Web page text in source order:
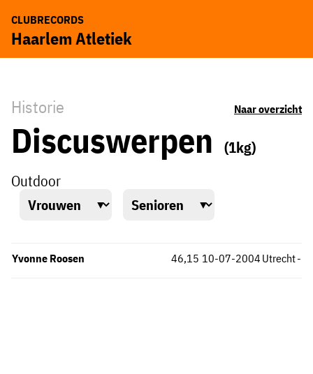
CLUBRECORDS
Haarlem Atletiek
Historie Naar overzicht
Discuswerpen
(1kg)
Outdoor
Yvonne Roosen Utrecht
46,15 -
10-07-2004